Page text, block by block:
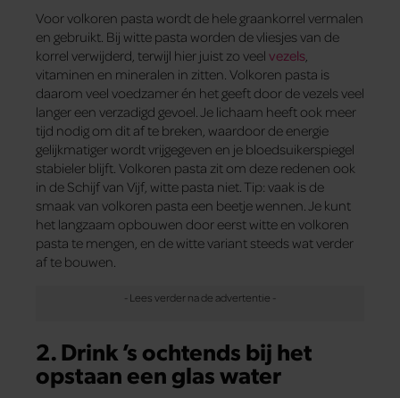
Voor volkoren pasta wordt de hele graankorrel vermalen
en gebruikt. Bij witte pasta worden de vliesjes van de
korrel verwijderd, terwijl hier juist zo veel vezels,
vitaminen en mineralen in zitten. Volkoren pasta is
daarom veel voedzamer én het geeft door de vezels veel
langer een verzadigd gevoel. Je lichaam heeft ook meer
tijd nodig om dit af te breken, waardoor de energie
gelijkmatiger wordt vrijgegeven en je bloedsuikerspiegel
stabieler blijft. Volkoren pasta zit om deze redenen ook
in de Schijf van Vijf, witte pasta niet. Tip: vaak is de
smaak van volkoren pasta een beetje wennen. Je kunt
het langzaam opbouwen door eerst witte en volkoren
pasta te mengen, en de witte variant steeds wat verder
af te bouwen.
2. Drink ’s ochtends bij het
opstaan een glas water